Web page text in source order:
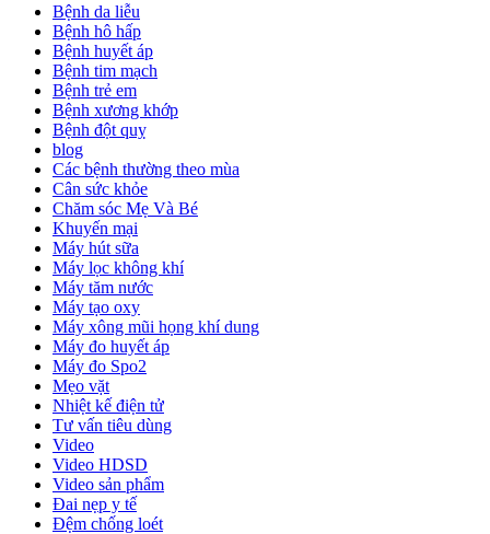
Bệnh da liễu
Bệnh hô hấp
Bệnh huyết áp
Bệnh tim mạch
Bệnh trẻ em
Bệnh xương khớp
Bệnh đột quỵ
blog
Các bệnh thường theo mùa
Cân sức khỏe
Chăm sóc Mẹ Và Bé
Khuyến mại
Máy hút sữa
Máy lọc không khí
Máy tăm nước
Máy tạo oxy
Máy xông mũi họng khí dung
Máy đo huyết áp
Máy đo Spo2
Mẹo vặt
Nhiệt kế điện tử
Tư vấn tiêu dùng
Video
Video HDSD
Video sản phẩm
Đai nẹp y tế
Đệm chống loét